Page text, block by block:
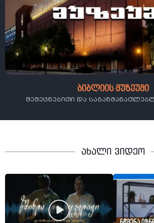
ბიბლიის მუზეუმი
შემეცნებითი და
ახალი ვიდეო